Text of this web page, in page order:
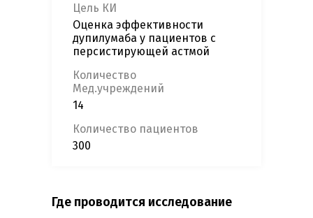
Цель КИ
Оценка эффективности
дупилумаба у пациентов с
персистирующей астмой
Количество
Мед.учреждений
14
Количество пациентов
300
Где проводится исследование